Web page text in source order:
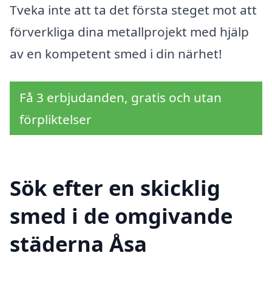
Tveka inte att ta det första steget mot att
förverkliga dina metallprojekt med hjälp
av en kompetent smed i din närhet!
Få 3 erbjudanden, gratis och utan
förpliktelser
Sök efter en skicklig
smed i de omgivande
städerna Åsa